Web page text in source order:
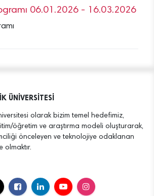
06.01.2026 - 16.03.2026
ÜNİVERSİTESİ
olarak bizim temel hedefimiz,
öğretim ve araştırma modeli oluşturarak,
önceleyen ve teknolojiye odaklanan
olmaktır.